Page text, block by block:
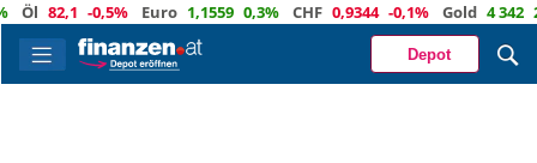
82,1 -0,5% Euro 1,1559 0,3% CHF 0,9344 -0,1% Gold 4 342 2,4%
Depot